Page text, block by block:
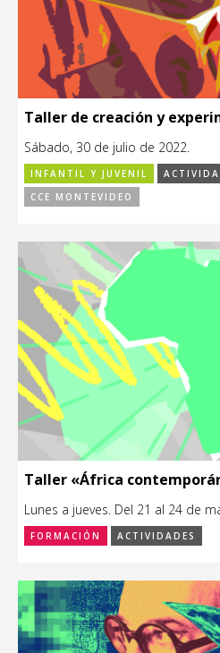
Taller de creación y
Sábado, 30 de julio de 2022.
INFANTIL Y JUVENIL
CCE MONTEVIDEO
Taller «África
Lunes a jueves. Del 21 al 24 de
FORMACIÓN ACTIVIDADES